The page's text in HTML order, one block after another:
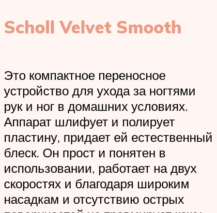
Scholl Velvet Smooth
Это компактное переносное
устройство для ухода за ногтями
рук и ног в домашних условиях.
Аппарат шлифует и полирует
пластину, придает ей естественный
блеск. Он прост и понятен в
использовании, работает на двух
скоростях и благодаря широким
насадкам и отсутствию острых